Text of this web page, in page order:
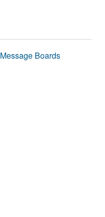
Message Boards